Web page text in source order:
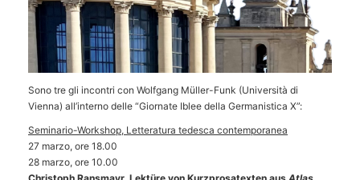
Sono tre gli incontri con Wolfgang Müller-Funk (Università di
Vienna) all’interno delle “Giornate Iblee della Germanistica X”:
Seminario-Workshop, Letteratura tedesca contemporanea
27 marzo, ore 18.00
28 marzo, ore 10.00